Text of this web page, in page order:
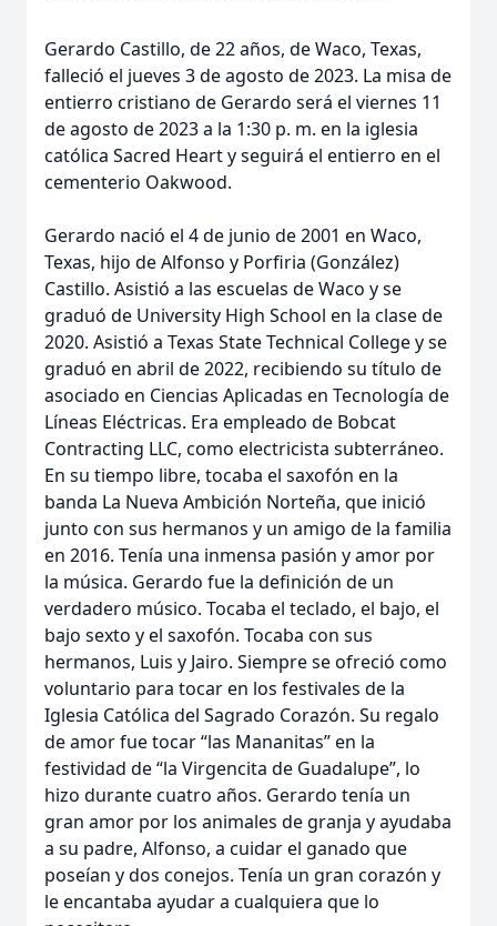
Gerardo Castillo, de 22 años, de Waco, Texas,
falleció el jueves 3 de agosto de 2023. La misa de
entierro cristiano de Gerardo será el viernes 11
de agosto de 2023 a la 1:30 p. m. en la iglesia
católica Sacred Heart y seguirá el entierro en el
cementerio Oakwood.
Gerardo nació el 4 de junio de 2001 en Waco,
Texas, hijo de Alfonso y Porfiria (González)
Castillo. Asistió a las escuelas de Waco y se
graduó de University High School en la clase de
2020. Asistió a Texas State Technical College y se
graduó en abril de 2022, recibiendo su título de
asociado en Ciencias Aplicadas en Tecnología de
Líneas Eléctricas. Era empleado de Bobcat
Contracting LLC, como electricista subterráneo.
En su tiempo libre, tocaba el saxofón en la
banda La Nueva Ambición Norteña, que inició
junto con sus hermanos y un amigo de la familia
en 2016. Tenía una inmensa pasión y amor por
la música. Gerardo fue la definición de un
verdadero músico. Tocaba el teclado, el bajo, el
bajo sexto y el saxofón. Tocaba con sus
hermanos, Luis y Jairo. Siempre se ofreció como
voluntario para tocar en los festivales de la
Iglesia Católica del Sagrado Corazón. Su regalo
de amor fue tocar “las Mananitas” en la
festividad de “la Virgencita de Guadalupe”, lo
hizo durante cuatro años. Gerardo tenía un
gran amor por los animales de granja y ayudaba
a su padre, Alfonso, a cuidar el ganado que
poseían y dos conejos. Tenía un gran corazón y
le encantaba ayudar a cualquiera que lo